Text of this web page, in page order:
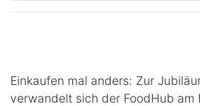
Einkaufen mal anders: Zur
verwandelt sich der FoodHub am